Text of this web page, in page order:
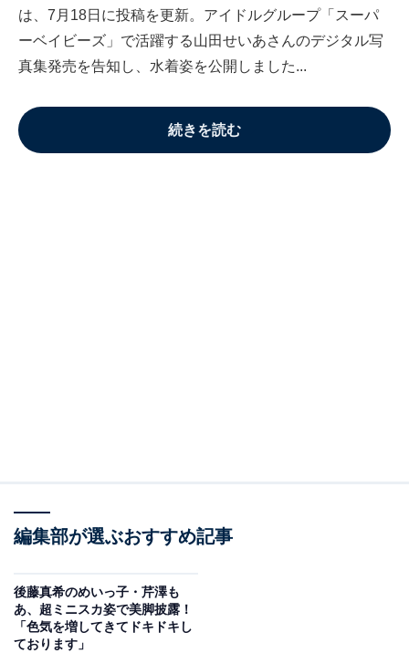
は、7月18日に投稿を更新。アイドルグループ「スーパ
ーベイビーズ」で活躍する山田せいあさんのデジタル写
真集発売を告知し、水着姿を公開しました...
続きを読む
編集部が選ぶおすすめ記事
後藤真希のめいっ子・芹澤も
あ、超ミニスカ姿で美脚披露！
「色気を増してきてドキドキし
ております」